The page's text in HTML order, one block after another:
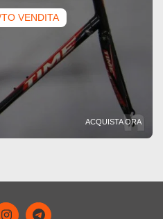
VENDITA
ACQUISTA ORA